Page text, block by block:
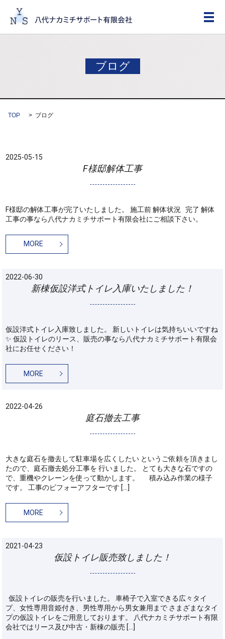
メ
ブログ
TOP ブログ
2025-05-15
F様邸解体工事
F様邸の解体工事が完了いたしました。 施工前 解体状況 完了 解体
工事の事なら八代ナカミチサポート有限会社にご相談下さい。
MORE
2022-06-30
新棟仮設洋式トイレ入庫いたしました！
仮設洋式トイレ入庫致しました。 新しいトイレは気持ちいいですね
✨ 仮設トイレのリース、販売の事なら八代ナカミチサポート有限会
社にお任せください！
MORE
2022-04-26
庭石撤去工事
大きな庭石を撤去して駐車場を広くしたい というご依頼を頂きまし
たので、庭石撤去処分工事を 行いました。 とても大きな石ですの
で、重機やクレーンを使って動かします。 積み込み作業の様子
です。 工事のビフォーアフターです […]
MORE
2021-04-23
仮設トイレ販売致しました！
仮設トイレの販売を行いました。 車椅子で入室できる広々タイ
プ、女性専用音姫付き、男性専用から男女兼用まで さまざまなタイ
プの仮設トイレをご用意しております。 八代ナカミチサポート有限
会社ではリース及び中古・新棟の販売 […]